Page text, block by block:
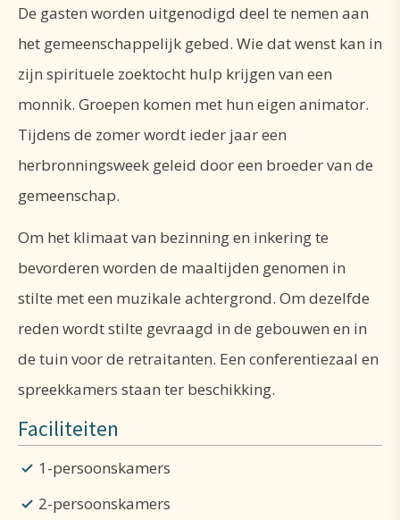
In ieder die tot ons komt Christus herkennen :
daartoe worden wij, monniken, uitgenodigd.
Sommige mensen komen materiële hulp vragen.
Anderen willen op de een of andere manier
gesteund worden bij hun geestelijke zoektocht. Ze
komen met ons meebidden in de eucharistie of in
het getijdengebed. Ze kunnen met een monnik
spreken die naar hen luistert en op hun vragen
antwoordt of ze komen enkele dagen doorbrengen
in een omgeving die hun stilte en schoonheid biedt.
In het gastenverblijf kunnen jongeren en
volwassenen, mannen en vrouwen, groepen en
trekken en te bezinnen.
Voor allen is het contact met de abdij, hoe kort ook,
een gelegenheid om als in een glimp te zien dat
De gasten worden uitgenodigd deel te nemen aan
het gemeenschappelijk gebed. Wie dat wenst kan in
zijn spirituele zoektocht hulp krijgen van een
monnik. Groepen komen met hun eigen animator.
Tijdens de zomer wordt ieder jaar een
herbronningsweek geleid door een broeder van de
gemeenschap.
Om het klimaat van bezinning en inkering te
bevorderen worden de maaltijden genomen in
stilte met een muzikale achtergrond. Om dezelfde
reden wordt stilte gevraagd in de gebouwen en in
de tuin voor de retraitanten. Een conferentiezaal en
spreekkamers staan ter beschikking.
Faciliteiten
1-persoonskamers
2-persoonskamers